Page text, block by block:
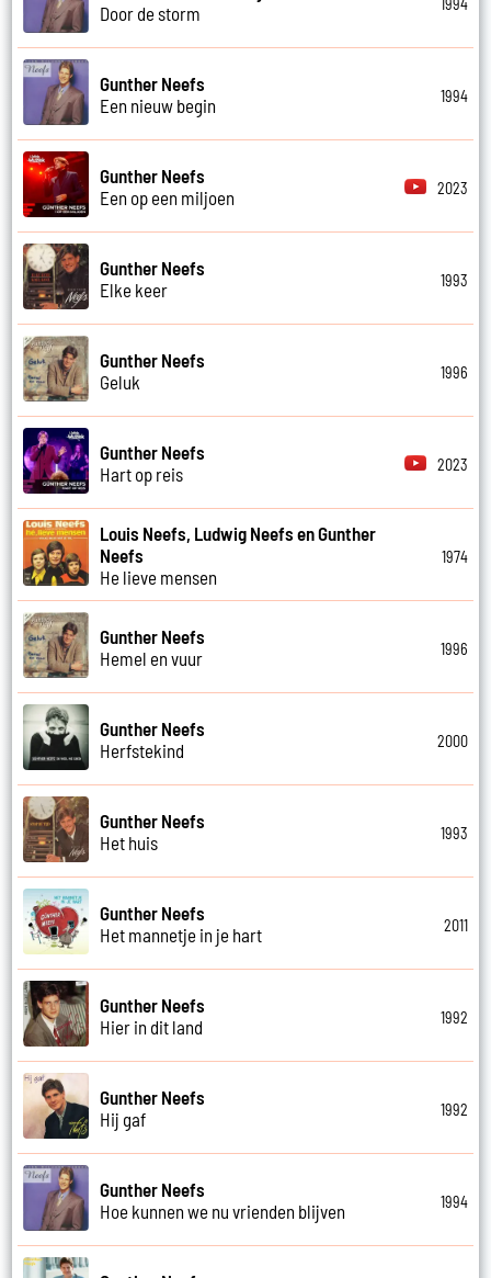
Door de storm
Gunther Neefs
Een nieuw begin
1994
Gunther Neefs
Een op een miljoen
2023
Gunther Neefs
Elke keer
1993
Gunther Neefs
Geluk
1996
Gunther Neefs
Hart op reis
2023
Louis Neefs, Ludwig Neefs en Gunther
Neefs
He lieve mensen
1974
Gunther Neefs
Hemel en vuur
1996
Gunther Neefs
Herfstekind
2000
Gunther Neefs
Het huis
1993
Gunther Neefs
Het mannetje in je hart
2011
Gunther Neefs
Hier in dit land
1992
Gunther Neefs
Hij gaf
1992
Gunther Neefs
Hoe kunnen we nu vrienden blijven
1994